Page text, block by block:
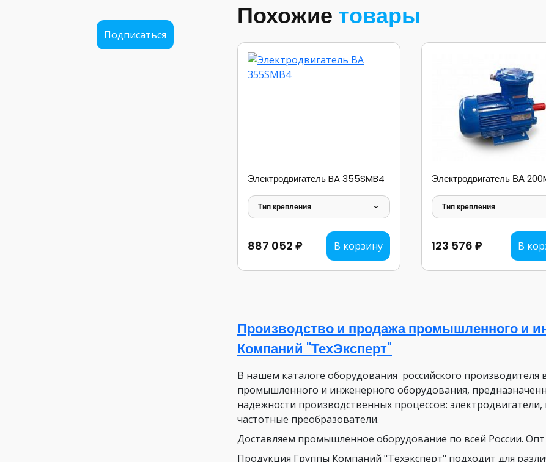
Подписаться
Похожие товары
Электродвигатель BA 355SMB4
Тип крепления
887 052 ₽ В корзину
Электродвигатель ВА
Тип крепления
123 576 ₽ В
Производство и продажа промышленного и
Компаний "ТехЭксперт"
В нашем каталоге оборудования российского
промышленного и инженерного оборудования,
надежности производственных процессов:
частотные преобразователи.
Доставляем промышленное оборудование по всей России.
Продукция Группы Компаний "Техэксперт" подходит для